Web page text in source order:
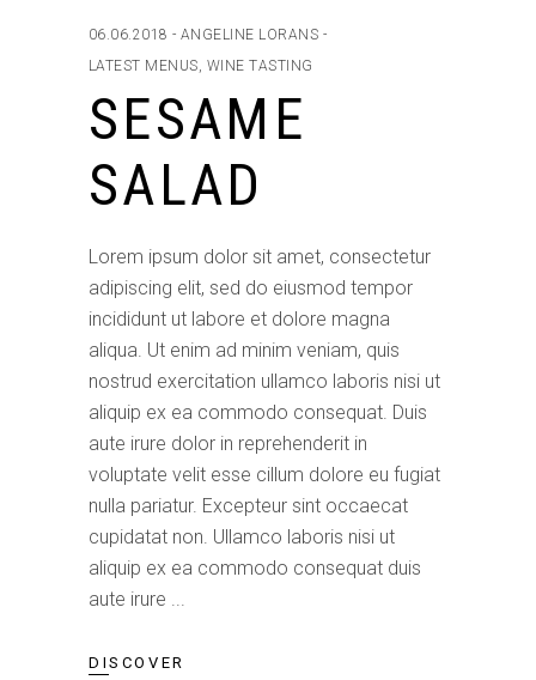
06.06.2018
ANGELINE LORANS
LATEST MENUS, WINE TASTING
SESAME
SALAD
Lorem ipsum dolor sit amet, consectetur
adipiscing elit, sed do eiusmod tempor
incididunt ut labore et dolore magna
aliqua. Ut enim ad minim veniam, quis
nostrud exercitation ullamco laboris nisi ut
aliquip ex ea commodo consequat. Duis
aute irure dolor in reprehenderit in
voluptate velit esse cillum dolore eu fugiat
nulla pariatur. Excepteur sint occaecat
cupidatat non. Ullamco laboris nisi ut
aliquip ex ea commodo consequat duis
aute irure
DISCOVER